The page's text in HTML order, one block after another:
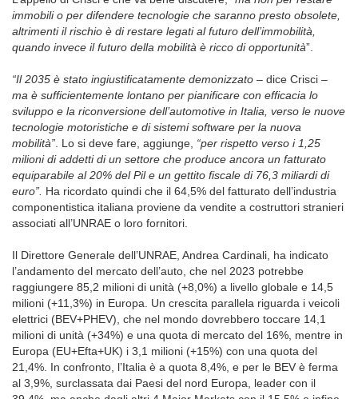
immobili o per difendere tecnologie che saranno presto obsolete,
altrimenti il rischio è di restare legati al futuro dell’immobilità,
quando invece il futuro della mobilità è ricco di opportunità”.
“Il 2035 è stato ingiustificatamente demonizzato – dice Crisci –
ma è sufficientemente lontano per pianificare con efficacia lo
sviluppo e la riconversione dell’automotive in Italia, verso le nuove
tecnologie motoristiche e di sistemi software per la nuova
mobilità” . Lo si deve fare, aggiunge, “per rispetto verso i 1,25
milioni di addetti di un settore che produce ancora un fatturato
equiparabile al 20% del Pil e un gettito fiscale di 76,3 miliardi di
euro”. Ha ricordato quindi che il 64,5% del fatturato dell’industria
componentistica italiana proviene da vendite a costruttori stranieri
associati all’UNRAE o loro fornitori.
Il Direttore Generale dell’UNRAE, Andrea Cardinali, ha indicato
l’andamento del mercato dell’auto, che nel 2023 potrebbe
raggiungere 85,2 milioni di unità (+8,0%) a livello globale e 14,5
milioni (+11,3%) in Europa. Un crescita parallela riguarda i veicoli
elettrici (BEV+PHEV), che nel mondo dovrebbero toccare 14,1
milioni di unità (+34%) e una quota di mercato del 16%, mentre in
Europa (EU+Efta+UK) i 3,1 milioni (+15%) con una quota del
21,4%. In confronto, l’Italia è a quota 8,4%, e per le BEV è ferma
al 3,9%, surclassata dai Paesi del nord Europa, leader con il